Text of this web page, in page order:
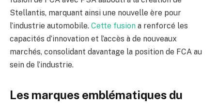
Stellantis, marquant ainsi une nouvelle ère pour
l’industrie automobile. Cette fusion a renforcé les
capacités d’innovation et l’accès à de nouveaux
marchés, consolidant davantage la position de FCA au
sein de l’industrie.
Les marques emblématiques du